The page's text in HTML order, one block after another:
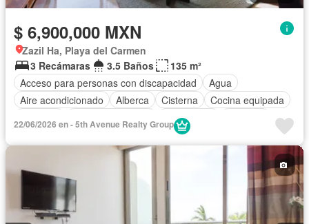
$ 6,900,000 MXN
Zazil Ha, Playa del Carmen
3 Recámaras
3.5 Baños
135 m²
Acceso para personas con discapacidad
Agua
Aire acondicionado
Alberca Cisterna
Cocina equipada
Electricidad
Recámara con closet
Seguridad
Terraza
Zonas verdes Completamente amueblado
22/06/2026 en - 5th Avenue Realty Group